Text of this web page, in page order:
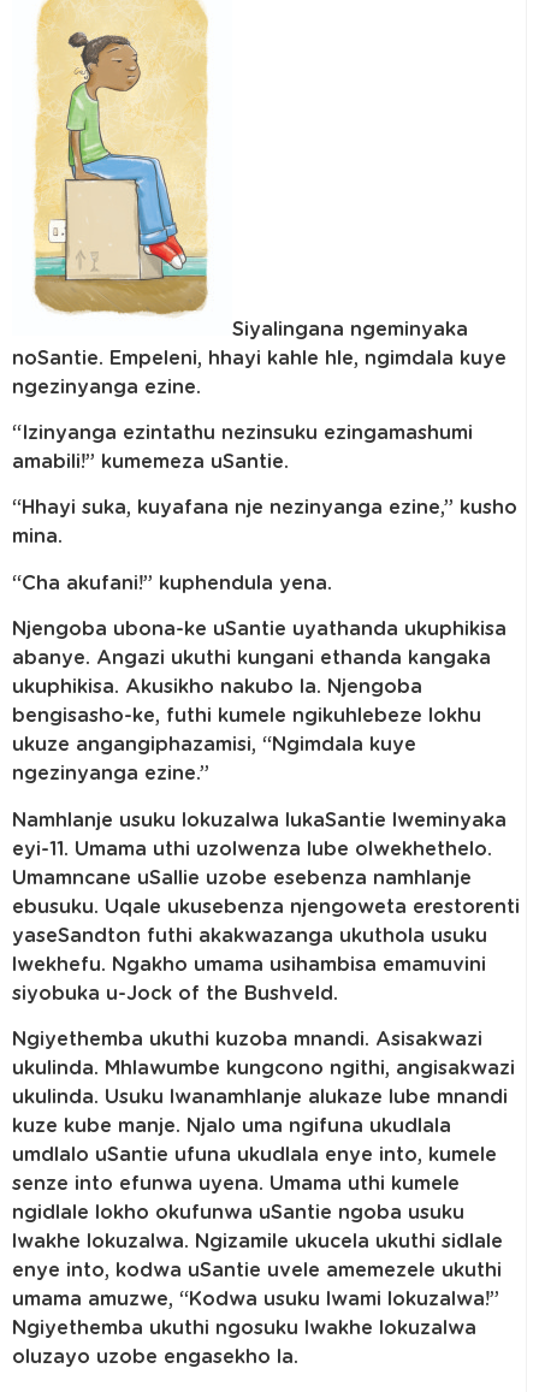
Siyalingana ngeminyaka
noSantie. Empeleni, hhayi kahle hle, ngimdala kuye
ngezinyanga ezine.
“Izinyanga ezintathu nezinsuku ezingamashumi
amabili!” kumemeza uSantie.
“Hhayi suka, kuyafana nje nezinyanga ezine,” kusho
mina.
“Cha akufani!” kuphendula yena.
Njengoba ubona-ke uSantie uyathanda ukuphikisa
abanye. Angazi ukuthi kungani ethanda kangaka
ukuphikisa. Akusikho nakubo la. Njengoba
bengisasho-ke, futhi kumele ngikuhlebeze lokhu
ukuze angangiphazamisi, “Ngimdala kuye
ngezinyanga ezine.”
Namhlanje usuku lokuzalwa lukaSantie lweminyaka
eyi-11. Umama uthi uzolwenza lube olwekhethelo.
Umamncane uSallie uzobe esebenza namhlanje
ebusuku. Uqale ukusebenza njengoweta erestorenti
yaseSandton futhi akakwazanga ukuthola usuku
lwekhefu. Ngakho umama usihambisa emamuvini
siyobuka u-Jock of the Bushveld.
Ngiyethemba ukuthi kuzoba mnandi. Asisakwazi
ukulinda. Mhlawumbe kungcono ngithi, angisakwazi
ukulinda. Usuku lwanamhlanje alukaze lube mnandi
kuze kube manje. Njalo uma ngifuna ukudlala
umdlalo uSantie ufuna ukudlala enye into, kumele
senze into efunwa uyena. Umama uthi kumele
ngidlale lokho okufunwa uSantie ngoba usuku
lwakhe lokuzalwa. Ngizamile ukucela ukuthi sidlale
enye into, kodwa uSantie uvele amemezele ukuthi
umama amuzwe, “Kodwa usuku lwami lokuzalwa!”
Ngiyethemba ukuthi ngosuku lwakhe lokuzalwa
oluzayo uzobe engasekho la.